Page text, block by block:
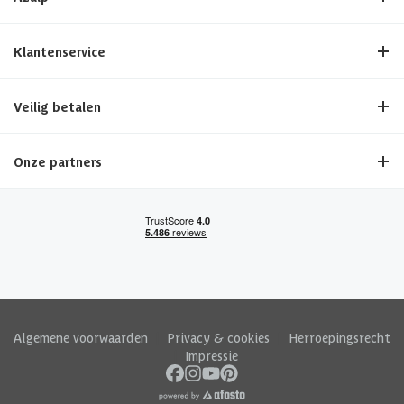
Klantenservice
Veilig betalen
Onze partners
Algemene voorwaarden Privacy & cookies
Herroepingsrecht
Impressie